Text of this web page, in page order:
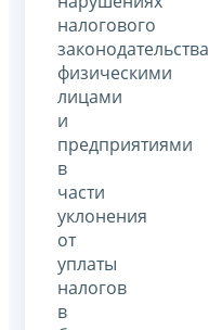
налогового
законодательства
физическими
лицами
и
предприятиями
в
части
уклонения
от
уплаты
налогов
в